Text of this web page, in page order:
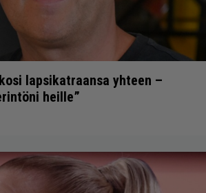
lapsikatraansa yhteen –
heille”